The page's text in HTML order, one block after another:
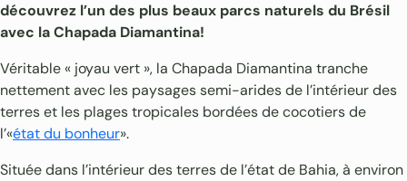
découvrez l’un des plus beaux parcs naturels du Brésil
avec la Chapada Diamantina!
Véritable « joyau vert », la Chapada Diamantina tranche
nettement avec les paysages semi-arides de l’intérieur des
terres et les plages tropicales bordées de cocotiers de
l’«état du bonheur».
Située dans l’intérieur des terres de l’état de Bahia, à environ